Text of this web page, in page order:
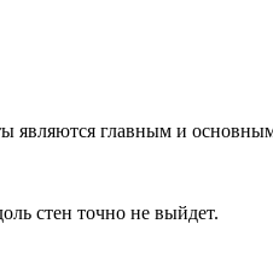
являются главным и
стен точно не выйдет.